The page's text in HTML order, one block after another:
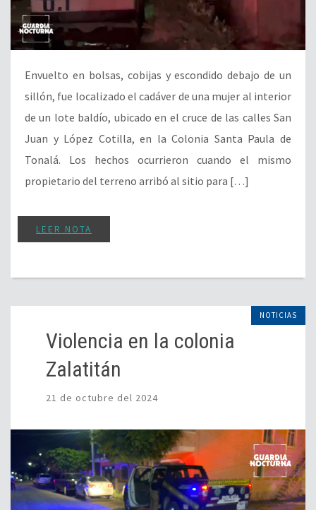
Envuelto en bolsas, cobijas y escondido debajo de un
sillón, fue localizado el cadáver de una mujer al interior
de un lote baldío, ubicado en el cruce de las calles San
Juan y López Cotilla, en la Colonia Santa Paula de
Tonalá. Los hechos ocurrieron cuando el mismo
propietario del terreno arribó al sitio para […]
LEER NOTA
NOTICIAS
Violencia en la colonia
Zalatitán
21 de octubre del 2024